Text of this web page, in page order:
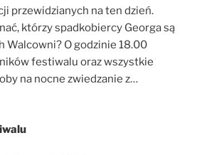
przewidzianych na ten dzień.
którzy spadkobiercy Georga są
Walcowni? O godzinie 18.00
festiwalu oraz wszystkie
na nocne zwiedzanie z…